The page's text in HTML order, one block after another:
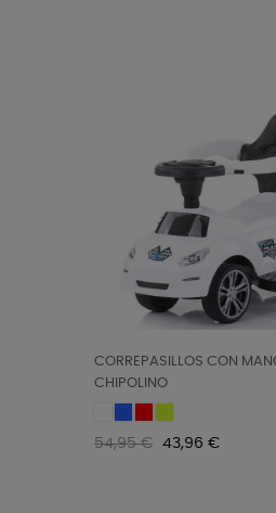
CORREPASILLOS CON
CHIPOLINO
Precio
54,95 € Precio
43,96 €